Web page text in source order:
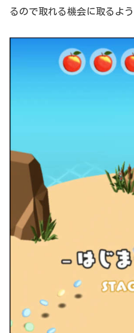
るので取れる機会に取るよ